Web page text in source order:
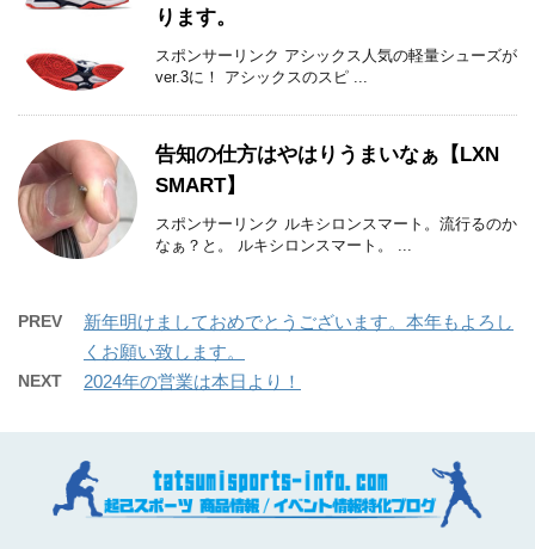
ります。
スポンサーリンク アシックス人気の軽量シューズが
ver.3に！ アシックスのスピ ...
告知の仕方はやはりうまいなぁ【LXN
SMART】
スポンサーリンク ルキシロンスマート。流行るのか
なぁ？と。 ルキシロンスマート。 ...
PREV
新年明けましておめでとうございます。本年もよろし
くお願い致します。
NEXT 2024年の営業は本日より！